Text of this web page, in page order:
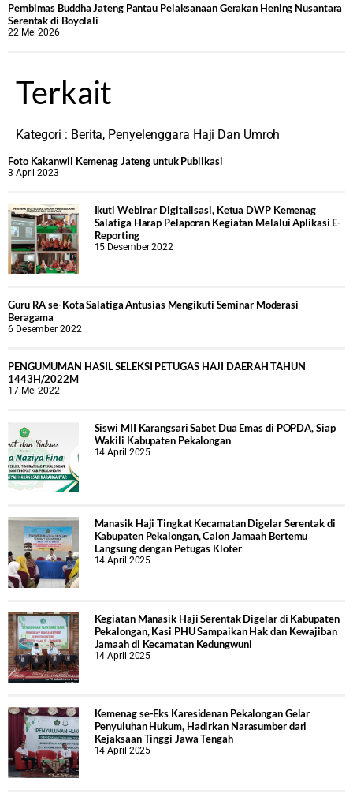
‎Pembimas Buddha Jateng Pantau Pelaksanaan Gerakan Hening Nusantara
Serentak di Boyolali
22 Mei 2026
Terkait
Kategori : Berita, Penyelenggara Haji Dan Umroh
Foto Kakanwil Kemenag Jateng untuk Publikasi
3 April 2023
Ikuti Webinar Digitalisasi, Ketua DWP Kemenag
Salatiga Harap Pelaporan Kegiatan Melalui Aplikasi E-
Reporting
15 Desember 2022
Guru RA se-Kota Salatiga Antusias Mengikuti Seminar Moderasi
Beragama
6 Desember 2022
PENGUMUMAN HASIL SELEKSI PETUGAS HAJI DAERAH TAHUN
1443H/2022M
17 Mei 2022
Siswi MII Karangsari Sabet Dua Emas di POPDA, Siap
Wakili Kabupaten Pekalongan
14 April 2025
Manasik Haji Tingkat Kecamatan Digelar Serentak di
Kabupaten Pekalongan, Calon Jamaah Bertemu
Langsung dengan Petugas Kloter
14 April 2025
Kegiatan Manasik Haji Serentak Digelar di Kabupaten
Pekalongan, Kasi PHU Sampaikan Hak dan Kewajiban
Jamaah di Kecamatan Kedungwuni
14 April 2025
Kemenag se-Eks Karesidenan Pekalongan Gelar
Penyuluhan Hukum, Hadirkan Narasumber dari
Kejaksaan Tinggi Jawa Tengah
14 April 2025